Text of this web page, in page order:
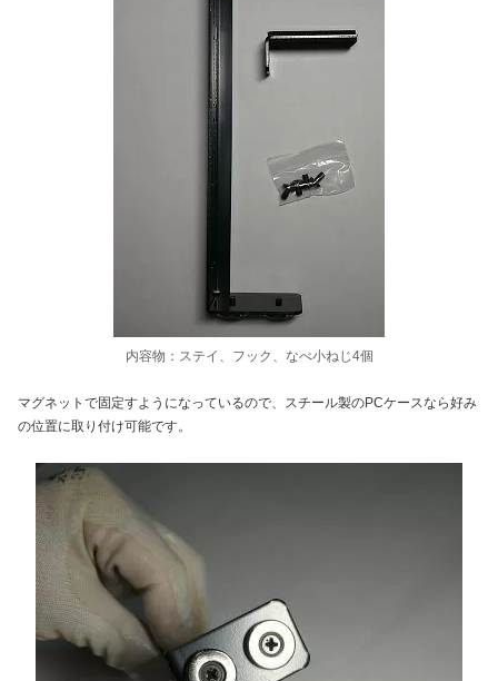
内容物：ステイ、フック、なべ小ねじ4個
マグネットで固定すようになっているので、スチール製のPCケースなら好み
の位置に取り付け可能です。